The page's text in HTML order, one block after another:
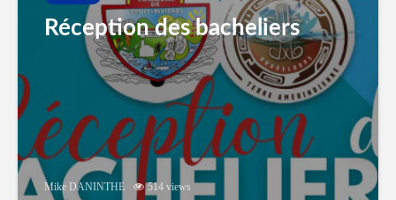
Réception des bacheliers
Mike DANINTHE 514 views